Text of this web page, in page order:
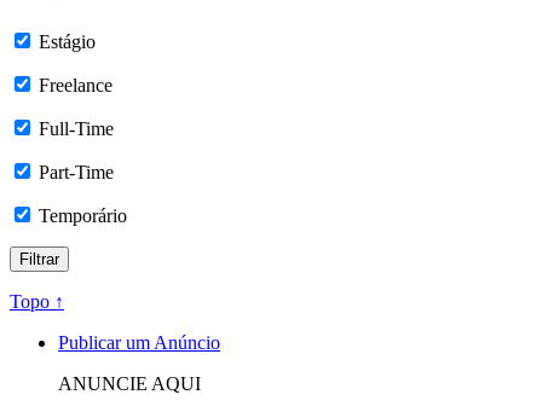
Estágio
Freelance
Full-Time
Part-Time
Temporário
Topo ↑
Publicar um Anúncio
ANUNCIE AQUI